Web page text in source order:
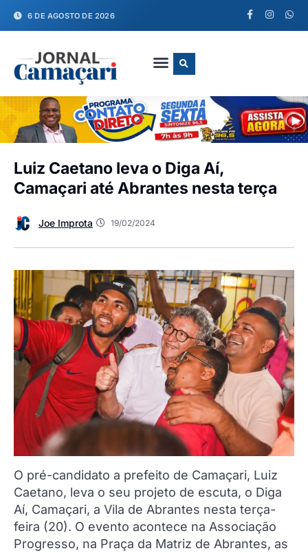
6 DE AGOSTO DE 2026
Luiz Caetano leva o Diga Aí,
Camaçari até Abrantes nesta terça
Joe Improta 19/02/2024
O pré-candidato a prefeito de Camaçari, Luiz
Caetano, leva o seu projeto de escuta, o Diga
Aí, Camaçari, a Vila de Abrantes nesta terça-
feira (20). O evento acontece na Associação
Progresso, na Praça da Matriz de Abrantes, as